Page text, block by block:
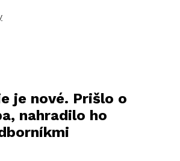
je nové. Prišlo o
nahradilo ho